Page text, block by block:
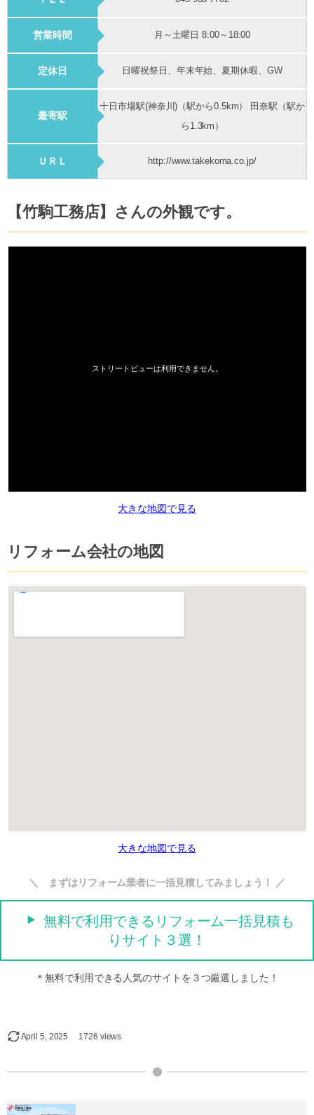
営業時間 月～土曜日 8:00～18:00
定休日 日曜祝祭日、年末年始、夏期休暇、GW
最寄駅
十日市場駅(神奈川)（駅から0.5km） 田奈駅（駅か
ら1.3km）
ＵＲＬ http://www.takekoma.co.jp/
【竹駒工務店】さんの外観です。
大きな地図で見る
リフォーム会社の地図
大きな地図で見る
＼ まずはリフォーム業者に一括見積してみましょう！ ／
無料で利用できるリフォーム一括見積も
りサイト３選！
＊無料で利用できる人気のサイトを３つ厳選しました！
April 5, 2025 1726 views